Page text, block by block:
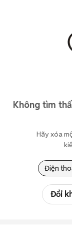
Không tìm
Hãy xóa
Điện
Đổi